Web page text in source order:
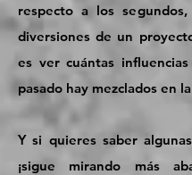
respecto a los
diversiones de un
es ver cuántas
pasado hay mezclados en
Y si quieres saber
¡sigue mirando más